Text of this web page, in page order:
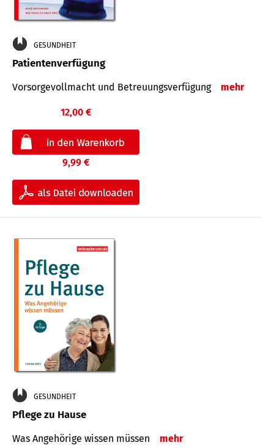
GESUNDHEIT
Patientenverfügung
Vorsorgevollmacht und Betreuungsverfügung mehr
12,00 €
9,99 €
GESUNDHEIT
Pflege zu Hause
Was Angehörige wissen müssen mehr